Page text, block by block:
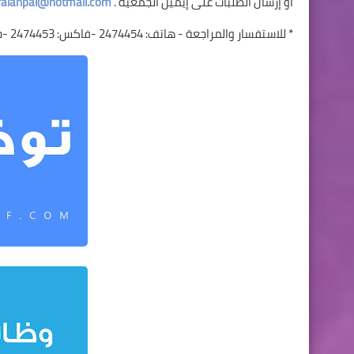
* للاستفسار والمراجعة - هاتف: 2474454 -فاكس: 2474453 -جوال: 0599404014